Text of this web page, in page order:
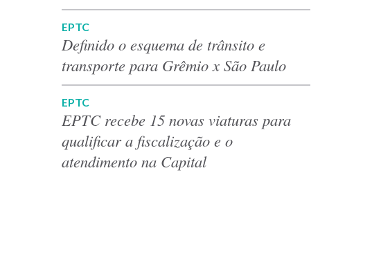
EPTC
Definido o esquema de trânsito e
transporte para Grêmio x São Paulo
EPTC
EPTC recebe 15 novas viaturas para
qualificar a fiscalização e o
atendimento na Capital